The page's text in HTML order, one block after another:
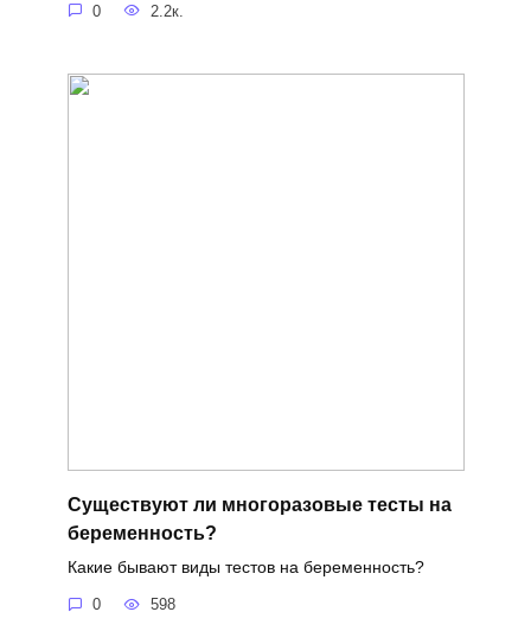
0 2.2к.
Существуют ли многоразовые тесты на
беременность?
Какие бывают виды тестов на беременность?
0 598